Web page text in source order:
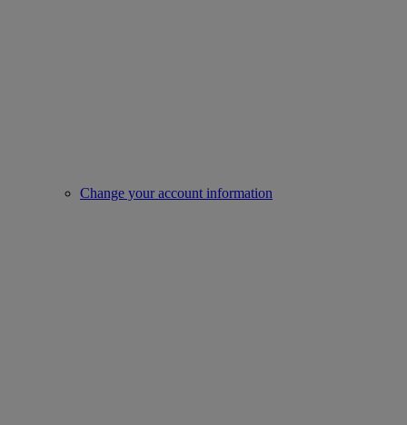
Change your account information